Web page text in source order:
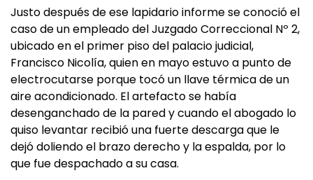
Justo después de ese lapidario informe se conoció el
caso de un empleado del Juzgado Correccional Nº 2,
ubicado en el primer piso del palacio judicial,
Francisco Nicolía, quien en mayo estuvo a punto de
electrocutarse porque tocó un llave térmica de un
aire acondicionado. El artefacto se había
desenganchado de la pared y cuando el abogado lo
quiso levantar recibió una fuerte descarga que le
dejó doliendo el brazo derecho y la espalda, por lo
que fue despachado a su casa.